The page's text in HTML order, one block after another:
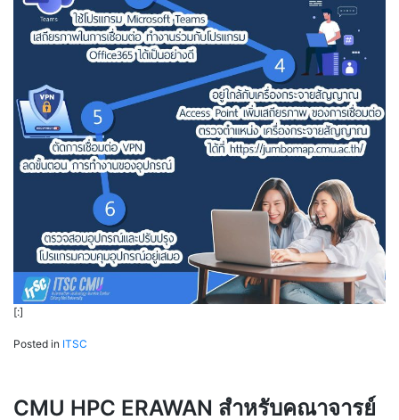
[:]
Posted in ITSC
CMU HPC ERAWAN สำหรับคณาจารย์